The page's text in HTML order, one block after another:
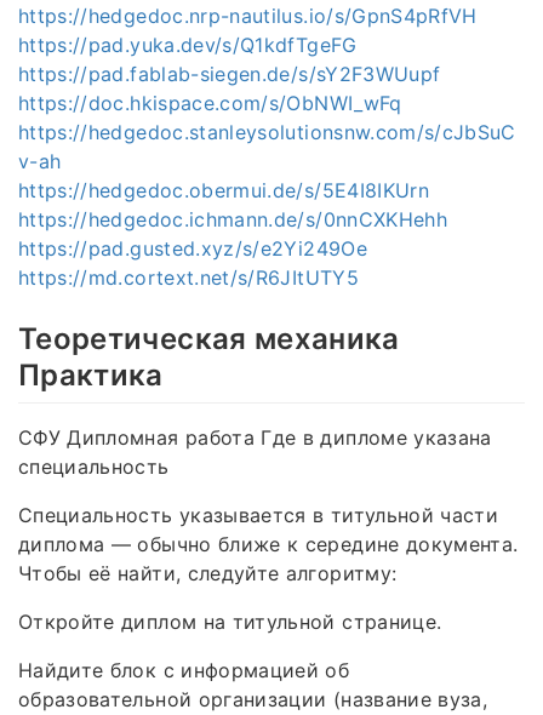
https://hedgedoc.nrp-nautilus.io/s/GpnS4pRfVH
https://pad.yuka.dev/s/Q1kdfTgeFG
https://pad.fablab-siegen.de/s/sY2F3WUupf
https://doc.hkispace.com/s/ObNWI_wFq
https://hedgedoc.stanleysolutionsnw.com/s/cJbSuC
v-ah
https://hedgedoc.obermui.de/s/5E4I8IKUrn
https://hedgedoc.ichmann.de/s/0nnCXKHehh
https://pad.gusted.xyz/s/e2Yi249Oe
https://md.cortext.net/s/R6JItUTY5
Теоретическая механика
Практика
СФУ Дипломная работа Где в дипломе указана
специальность
Специальность указывается в титульной части
диплома — обычно ближе к середине документа.
Чтобы её найти, следуйте алгоритму:
Откройте диплом на титульной странице.
Найдите блок с информацией об
образовательной организации (название вуза,